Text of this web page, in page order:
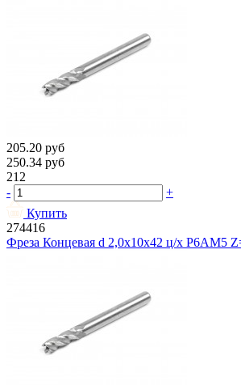
205.20 руб
250.34 руб
212
-
+
Купить
274416
Фреза Концевая d 2,0х10х42 ц/х Р6АМ5